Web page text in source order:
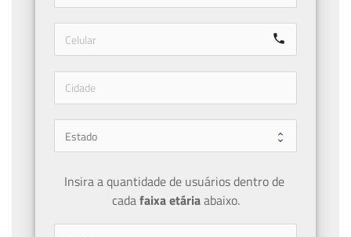
call
Insira a quantidade de usuários dentro de
cada faixa etária abaixo.